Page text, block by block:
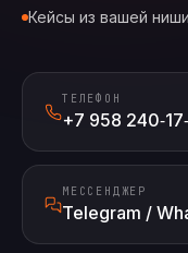
Кейсы из вашей ниши
ТЕЛЕФОН
+7 958
МЕССЕНДЖЕР
Telegram /